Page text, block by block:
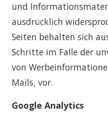
und
ausdrücklich
Seiten behalten sich
Schritte im Falle der
von
Mails, vor.
Google Analytics